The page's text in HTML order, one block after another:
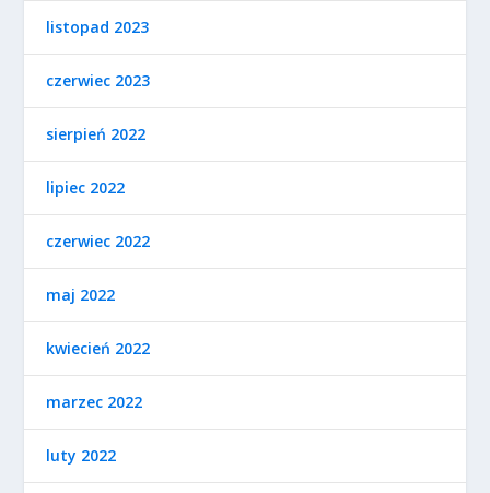
listopad 2023
czerwiec 2023
sierpień 2022
lipiec 2022
czerwiec 2022
maj 2022
kwiecień 2022
marzec 2022
luty 2022